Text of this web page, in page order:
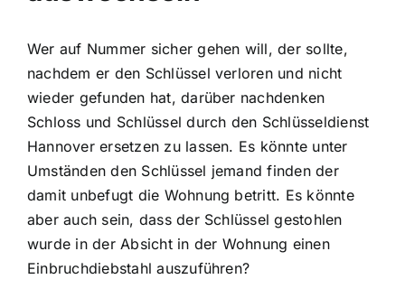
Wer auf Nummer sicher gehen will, der sollte,
nachdem er den Schlüssel verloren und nicht
wieder gefunden hat, darüber nachdenken
Schloss und Schlüssel durch den Schlüsseldienst
Hannover ersetzen zu lassen. Es könnte unter
Umständen den Schlüssel jemand finden der
damit unbefugt die Wohnung betritt. Es könnte
aber auch sein, dass der Schlüssel gestohlen
wurde in der Absicht in der Wohnung einen
Einbruchdiebstahl auszuführen?